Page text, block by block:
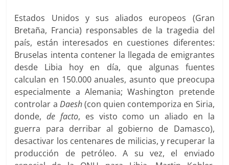
Estados Unidos y sus aliados europeos (Gran
Bretaña, Francia) responsables de la tragedia del
país, están interesados en cuestiones diferentes:
Bruselas intenta contener la llegada de emigrantes
desde Libia hoy en día, que algunas fuentes
calculan en 150.000 anuales, asunto que preocupa
especialmente a Alemania; Washington pretende
controlar a Daesh(con quien contemporiza en Siria,
donde,de facto, es visto como un aliado en la
guerra para derribar al gobierno de Damasco),
desactivar los centenares de milicias, y recuperar la
producción de petróleo. A su vez, el enviado